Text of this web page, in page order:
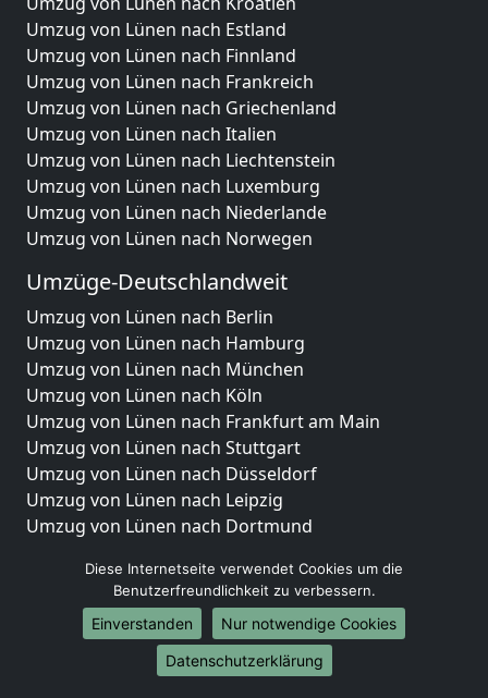
Umzug von Lünen nach Estland
Umzug von Lünen nach Finnland
Umzug von Lünen nach Frankreich
Umzug von Lünen nach Griechenland
Umzug von Lünen nach Italien
Umzug von Lünen nach Liechtenstein
Umzug von Lünen nach Luxemburg
Umzug von Lünen nach Niederlande
Umzug von Lünen nach Norwegen
Umzüge-Deutschlandweit
Umzug von Lünen nach Berlin
Umzug von Lünen nach Hamburg
Umzug von Lünen nach München
Umzug von Lünen nach Köln
Umzug von Lünen nach Frankfurt am Main
Umzug von Lünen nach Stuttgart
Umzug von Lünen nach Düsseldorf
Umzug von Lünen nach Leipzig
Umzug von Lünen nach Dortmund
Umzug von Lünen nach Bremen
Umzug von Lünen nach Dresden
Umzug von Lünen nach Hannover
Umzug von Lünen nach Nürnberg
Umzug von Lünen nach Duisburg
Diese Internetseite verwendet Cookies um die
Benutzerfreundlichkeit zu verbessern.
Einverstanden
Nur notwendige Cookies
Datenschutzerklärung